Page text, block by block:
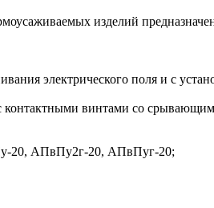
изделий
электрического поля и с
контактными винтами со
АПвПу2г-20, АПвПуг-20;